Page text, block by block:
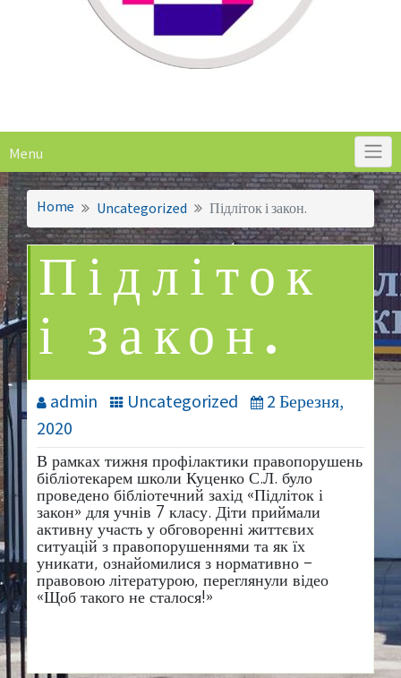
Menu
Home Uncategorized Підліток і закон.
Підліток
і закон.
admin Uncategorized
2 Березня,
2020
В рамках тижня профілактики правопорушень
бібліотекарем школи Куценко С.Л. було
проведено бібліотечний захід «Підліток і
закон» для учнів 7 класу. Діти приймали
активну участь у обговоренні життєвих
ситуацій з правопорушеннями та як їх
уникати, ознайомилися з нормативно –
правовою літературою, переглянули відео
«Щоб такого не сталося!»